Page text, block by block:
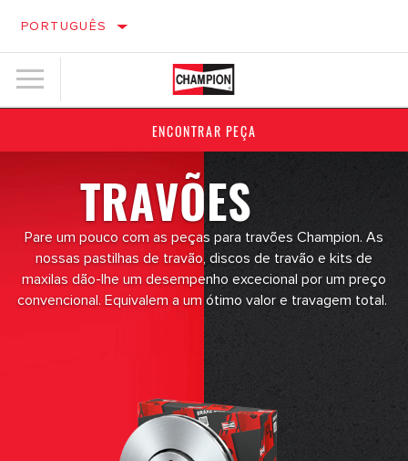
PORTUGUÊS
ENCONTRAR PEÇA
TRAVÕES
Pare um pouco com as peças para travões Champion. As
nossas pastilhas de travão, discos de travão e kits de
maxilas dão-lhe um desempenho excecional por um preço
convencional. Equivalem a um ótimo valor e travagem total.